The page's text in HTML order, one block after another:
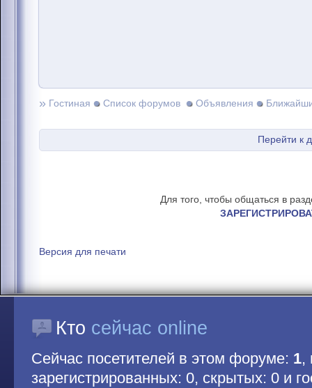
» Гостиная Список форумов Объявления
Перейти к
Для того, чтобы общаться в
Версия для печати
Кто сейчас online
Сейчас посетителей в этом форуме: 1,
зарегистрированных: 0, скрытых: 0 и